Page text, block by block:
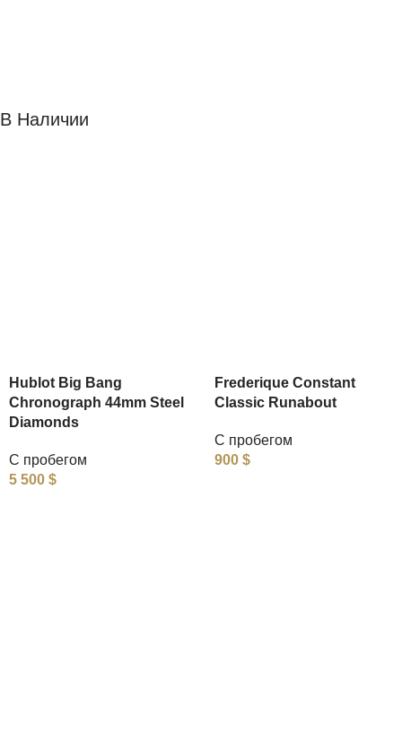
В Наличии
Hublot Big Bang
Chronograph 44mm Steel
Diamonds
С пробегом
5 500 $
Frederique Constant
Classic Runabout
С пробегом
900 $